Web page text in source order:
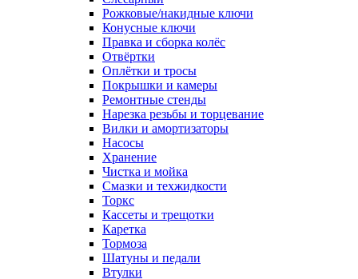
Рожковые/накидные ключи
Конусные ключи
Правка и сборка колёс
Отвёртки
Оплётки и тросы
Покрышки и камеры
Ремонтные стенды
Нарезка резьбы и торцевание
Вилки и амортизаторы
Насосы
Хранение
Чистка и мойка
Смазки и техжидкости
Торкс
Кассеты и трещотки
Каретка
Тормоза
Шатуны и педали
Втулки